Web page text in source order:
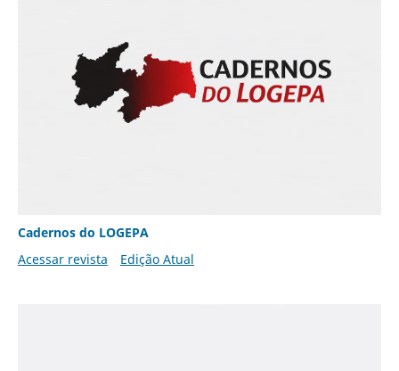
Cadernos do LOGEPA
Acessar revista
Edição Atual